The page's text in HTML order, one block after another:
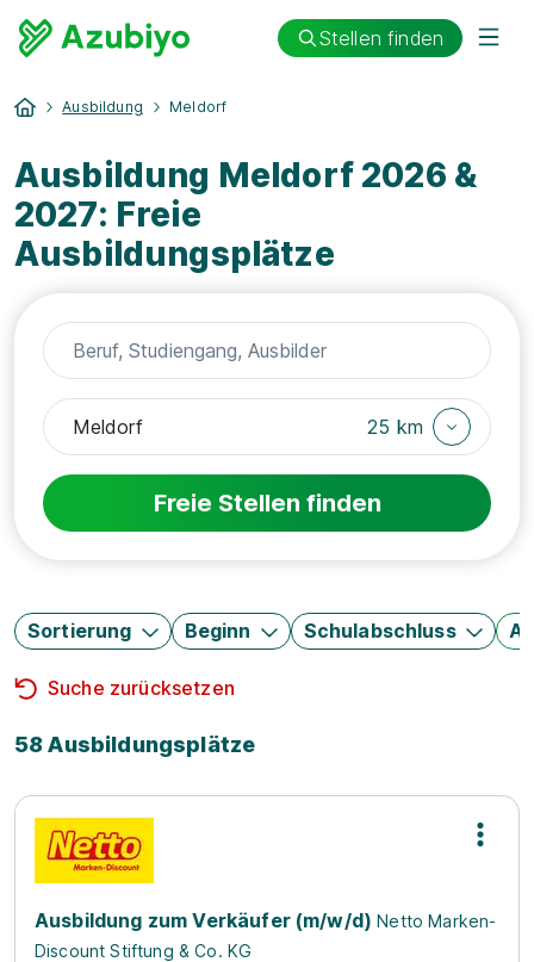
Stellen finden
Ausbildung Meldorf
Ausbildung Meldorf 2026 &
2027: Freie
Ausbildungsplätze
25 km
Freie Stellen finden
Sortierung Beginn Schulabschluss
Suche zurücksetzen
58 Ausbildungsplätze
Ausbildung zum Verkäufer (m/w/d) Netto Marken-
Discount Stiftung & Co. KG